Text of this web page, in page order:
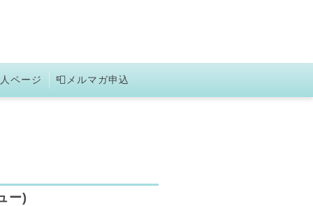
ページ 📮メルマガ申込
ー)